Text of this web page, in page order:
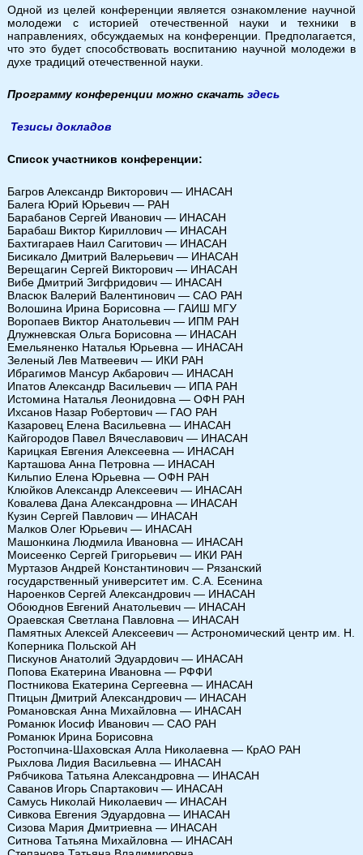
Одной из целей конференции является ознакомление научной
молодежи с историей отечественной науки и техники в
направлениях, обсуждаемых на конференции. Предполагается,
что это будет способствовать воспитанию научной молодежи в
духе традиций отечественной науки.
Программу конференции можно скачать здесь
Тезисы докладов
Список участников конференции:
Багров Александр Викторович — ИНАСАН
Балега Юрий Юрьевич — РАН
Барабанов Сергей Иванович — ИНАСАН
Барабаш Виктор Кириллович — ИНАСАН
Бахтигараев Наил Сагитович — ИНАСАН
Бисикало Дмитрий Валерьевич — ИНАСАН
Верещагин Сергей Викторович — ИНАСАН
Вибе Дмитрий Зигфридович — ИНАСАН
Власюк Валерий Валентинович — САО РАН
Волошина Ирина Борисовна — ГАИШ МГУ
Воропаев Виктор Анатольевич — ИПМ РАН
Длужневская Ольга Борисовна — ИНАСАН
Емельяненко Наталья Юрьевна — ИНАСАН
Зеленый Лев Матвеевич — ИКИ РАН
Ибрагимов Мансур Акбарович — ИНАСАН
Ипатов Александр Васильевич — ИПА РАН
Истомина Наталья Леонидовна — ОФН РАН
Ихсанов Назар Робертович — ГАО РАН
Казаровец Елена Васильевна — ИНАСАН
Кайгородов Павел Вячеславович — ИНАСАН
Карицкая Евгения Алексеевна — ИНАСАН
Карташова Анна Петровна — ИНАСАН
Кильпио Елена Юрьевна — ОФН РАН
Клюйков Александр Алексеевич — ИНАСАН
Ковалева Дана Александровна — ИНАСАН
Кузин Сергей Павлович — ИНАСАН
Малков Олег Юрьевич — ИНАСАН
Машонкина Людмила Ивановна — ИНАСАН
Моисеенко Сергей Григорьевич — ИКИ РАН
Муртазов Андрей Константинович — Рязанский
государственный университет им. С.А. Есенина
Нароенков Сергей Александрович — ИНАСАН
Обоюднов Евгений Анатольевич — ИНАСАН
Ораевская Светлана Павловна — ИНАСАН
Памятных Алексей Алексеевич — Астрономический центр им. Н.
Коперника Польской АН
Пискунов Анатолий Эдуардович — ИНАСАН
Попова Екатерина Ивановна — РФФИ
Постникова Екатерина Сергеевна — ИНАСАН
Птицын Дмитрий Александрович — ИНАСАН
Романовская Анна Михайловна — ИНАСАН
Романюк Иосиф Иванович — САО РАН
Романюк Ирина Борисовна
Ростопчина-Шаховская Алла Николаевна — КрАО РАН
Рыхлова Лидия Васильевна — ИНАСАН
Рябчикова Татьяна Александровна — ИНАСАН
Саванов Игорь Спартакович — ИНАСАН
Самусь Николай Николаевич — ИНАСАН
Сивкова Евгения Эдуардовна — ИНАСАН
Сизова Мария Дмитриевна — ИНАСАН
Ситнова Татьяна Михайловна — ИНАСАН